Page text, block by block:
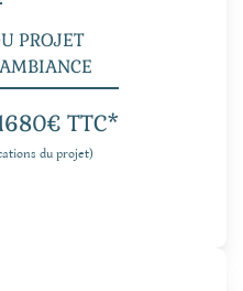
PROJET
TTC*
du projet)